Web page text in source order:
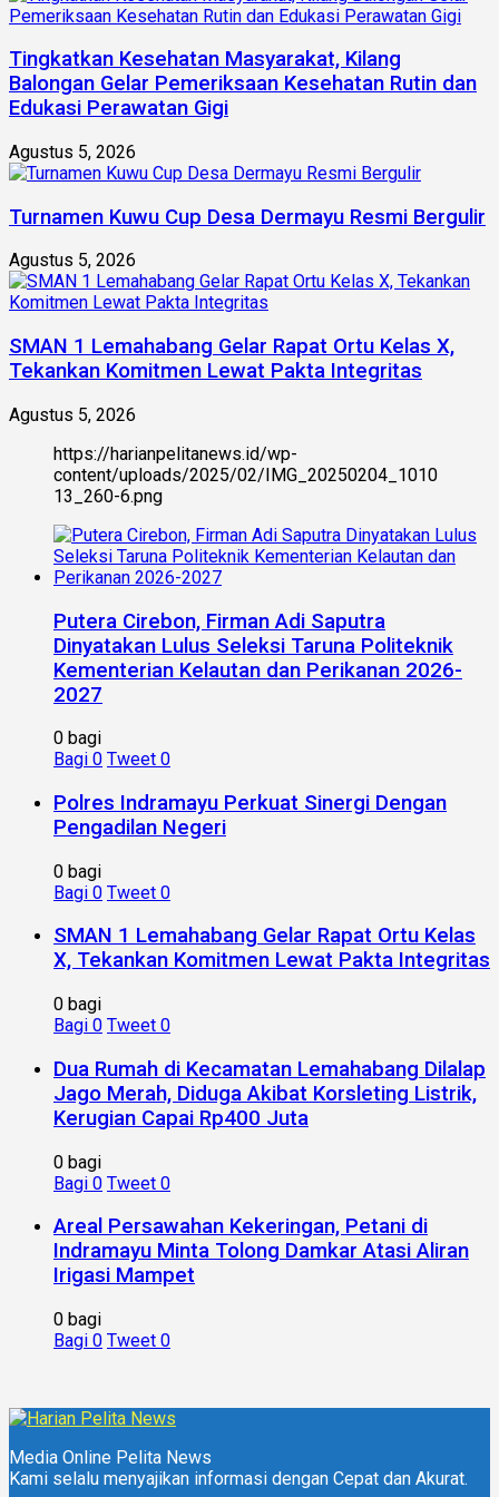
Tingkatkan Kesehatan Masyarakat, Kilang
Balongan Gelar Pemeriksaan Kesehatan Rutin dan
Edukasi Perawatan Gigi
Agustus 5, 2026
Turnamen Kuwu Cup Desa Dermayu Resmi Bergulir
Agustus 5, 2026
SMAN 1 Lemahabang Gelar Rapat Ortu Kelas X,
Tekankan Komitmen Lewat Pakta Integritas
Agustus 5, 2026
https://harianpelitanews.id/wp-
content/uploads/2025/02/IMG_20250204_1010
13_260-6.png
Putera Cirebon, Firman Adi Saputra
Dinyatakan Lulus Seleksi Taruna Politeknik
Kementerian Kelautan dan Perikanan 2026-
2027
0 bagi
Bagi 0 Tweet 0
Polres Indramayu Perkuat Sinergi Dengan
Pengadilan Negeri
0 bagi
Bagi 0 Tweet 0
SMAN 1 Lemahabang Gelar Rapat Ortu Kelas
X, Tekankan Komitmen Lewat Pakta Integritas
0 bagi
Bagi 0 Tweet 0
Dua Rumah di Kecamatan Lemahabang Dilalap
Jago Merah, Diduga Akibat Korsleting Listrik,
Kerugian Capai Rp400 Juta
0 bagi
Bagi 0 Tweet 0
Areal Persawahan Kekeringan, Petani di
Indramayu Minta Tolong Damkar Atasi Aliran
Irigasi Mampet
0 bagi
Bagi 0 Tweet 0
Media Online Pelita News
Kami selalu menyajikan informasi dengan Cepat dan Akurat.